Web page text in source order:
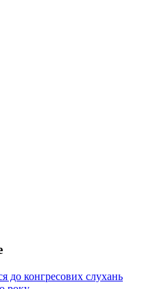
до конгресових слухань